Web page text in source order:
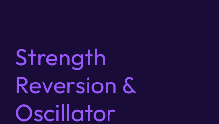
Strength
Reversion &
Oscillator